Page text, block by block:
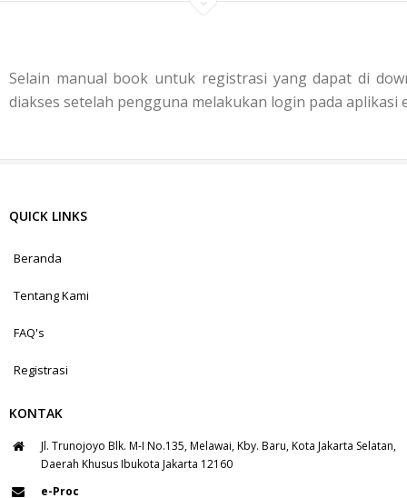
Selain manual book untuk registrasi yang dapat di
diakses setelah pengguna melakukan login pada aplikasi
QUICK LINKS
Beranda
Tentang Kami
FAQ's
Registrasi
KONTAK
Jl. Trunojoyo Blk. M-I No.135, Melawai, Kby. Baru, Kota Jakarta Selatan,
Daerah Khusus Ibukota Jakarta 12160
e-Proc